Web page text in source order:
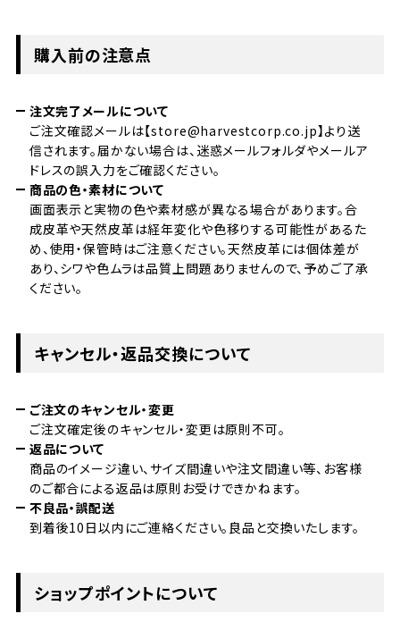
購入前の注意点
注文完了メールについて
ご注文確認メールは【store@harvestcorp.co.jp】より送
信されます。届かない場合は、迷惑メールフォルダやメールア
ドレスの誤入力をご確認ください。
商品の色・素材について
画面表示と実物の色や素材感が異なる場合があります。合
成皮革や天然皮革は経年変化や色移りする可能性があるた
め、使用・保管時はご注意ください。天然皮革には個体差が
あり、シワや色ムラは品質上問題ありませんので、予めご了承
ください。
キャンセル・返品交換について
ご注文のキャンセル・変更
ご注文確定後のキャンセル・変更は原則不可。
返品について
商品のイメージ違い、サイズ間違いや注文間違い等、お客様
のご都合による返品は原則お受けできかねます。
不良品・誤配送
到着後10日以内にご連絡ください。良品と交換いたします。
ショップポイントについて